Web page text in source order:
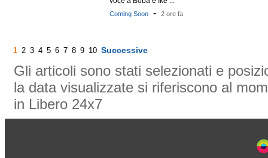
Coming Soon - 2 ore fa
1 2 3 4 5 6 7 8 9 10 Successive
Gli articoli sono stati selezionati e
la data visualizzate si riferiscono al
in Libero 24x7